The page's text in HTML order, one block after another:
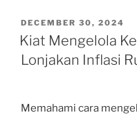
POSTED
ON
DECEMBER 30, 2024
Kiat Mengelola
Lonjakan Inflasi
Memahami cara